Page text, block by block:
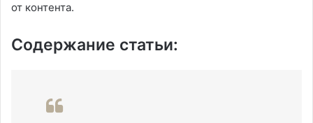
от контента.
Содержание статьи: